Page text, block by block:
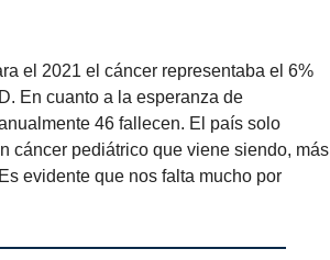
el 2021 el cáncer representaba el 6%
En cuanto a la esperanza de
46 fallecen. El país solo
cáncer pediátrico que viene siendo, más
evidente que nos falta mucho por